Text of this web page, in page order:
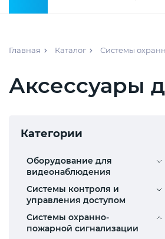
Главная Каталог Системы
Аксессуары
Категории
Оборудование для
видеонаблюдения
Системы контроля и
управления доступом
Системы охранно-
пожарной сигнализации